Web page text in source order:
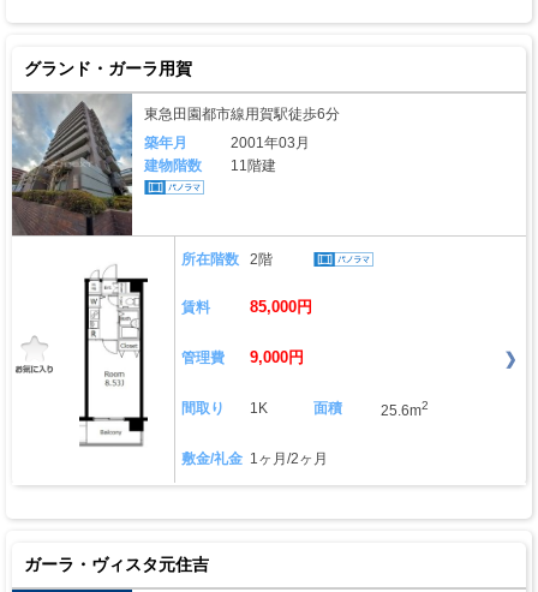
グランド・ガーラ用賀
東急田園都市線用賀駅徒歩6分
築年月
2001年03月
建物階数
11階建
所在階数 2階
賃料 85,000円
管理費 9,000円
間取り 1K 面積 25.6m2
敷金/礼金 1ヶ月/2ヶ月
ガーラ・ヴィスタ元住吉